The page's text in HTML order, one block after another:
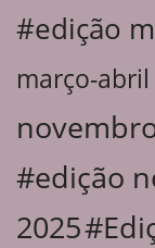
#edição
março-abril
#edição
2025